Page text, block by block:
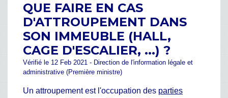
QUE FAIRE EN CAS
D'ATTROUPEMENT DANS
SON IMMEUBLE (HALL,
CAGE D'ESCALIER, ...) ?
Vérifié le 12 Feb 2021 - Direction de l'information légale et
administrative (Première ministre)
Un attroupement est l'occupation des parties